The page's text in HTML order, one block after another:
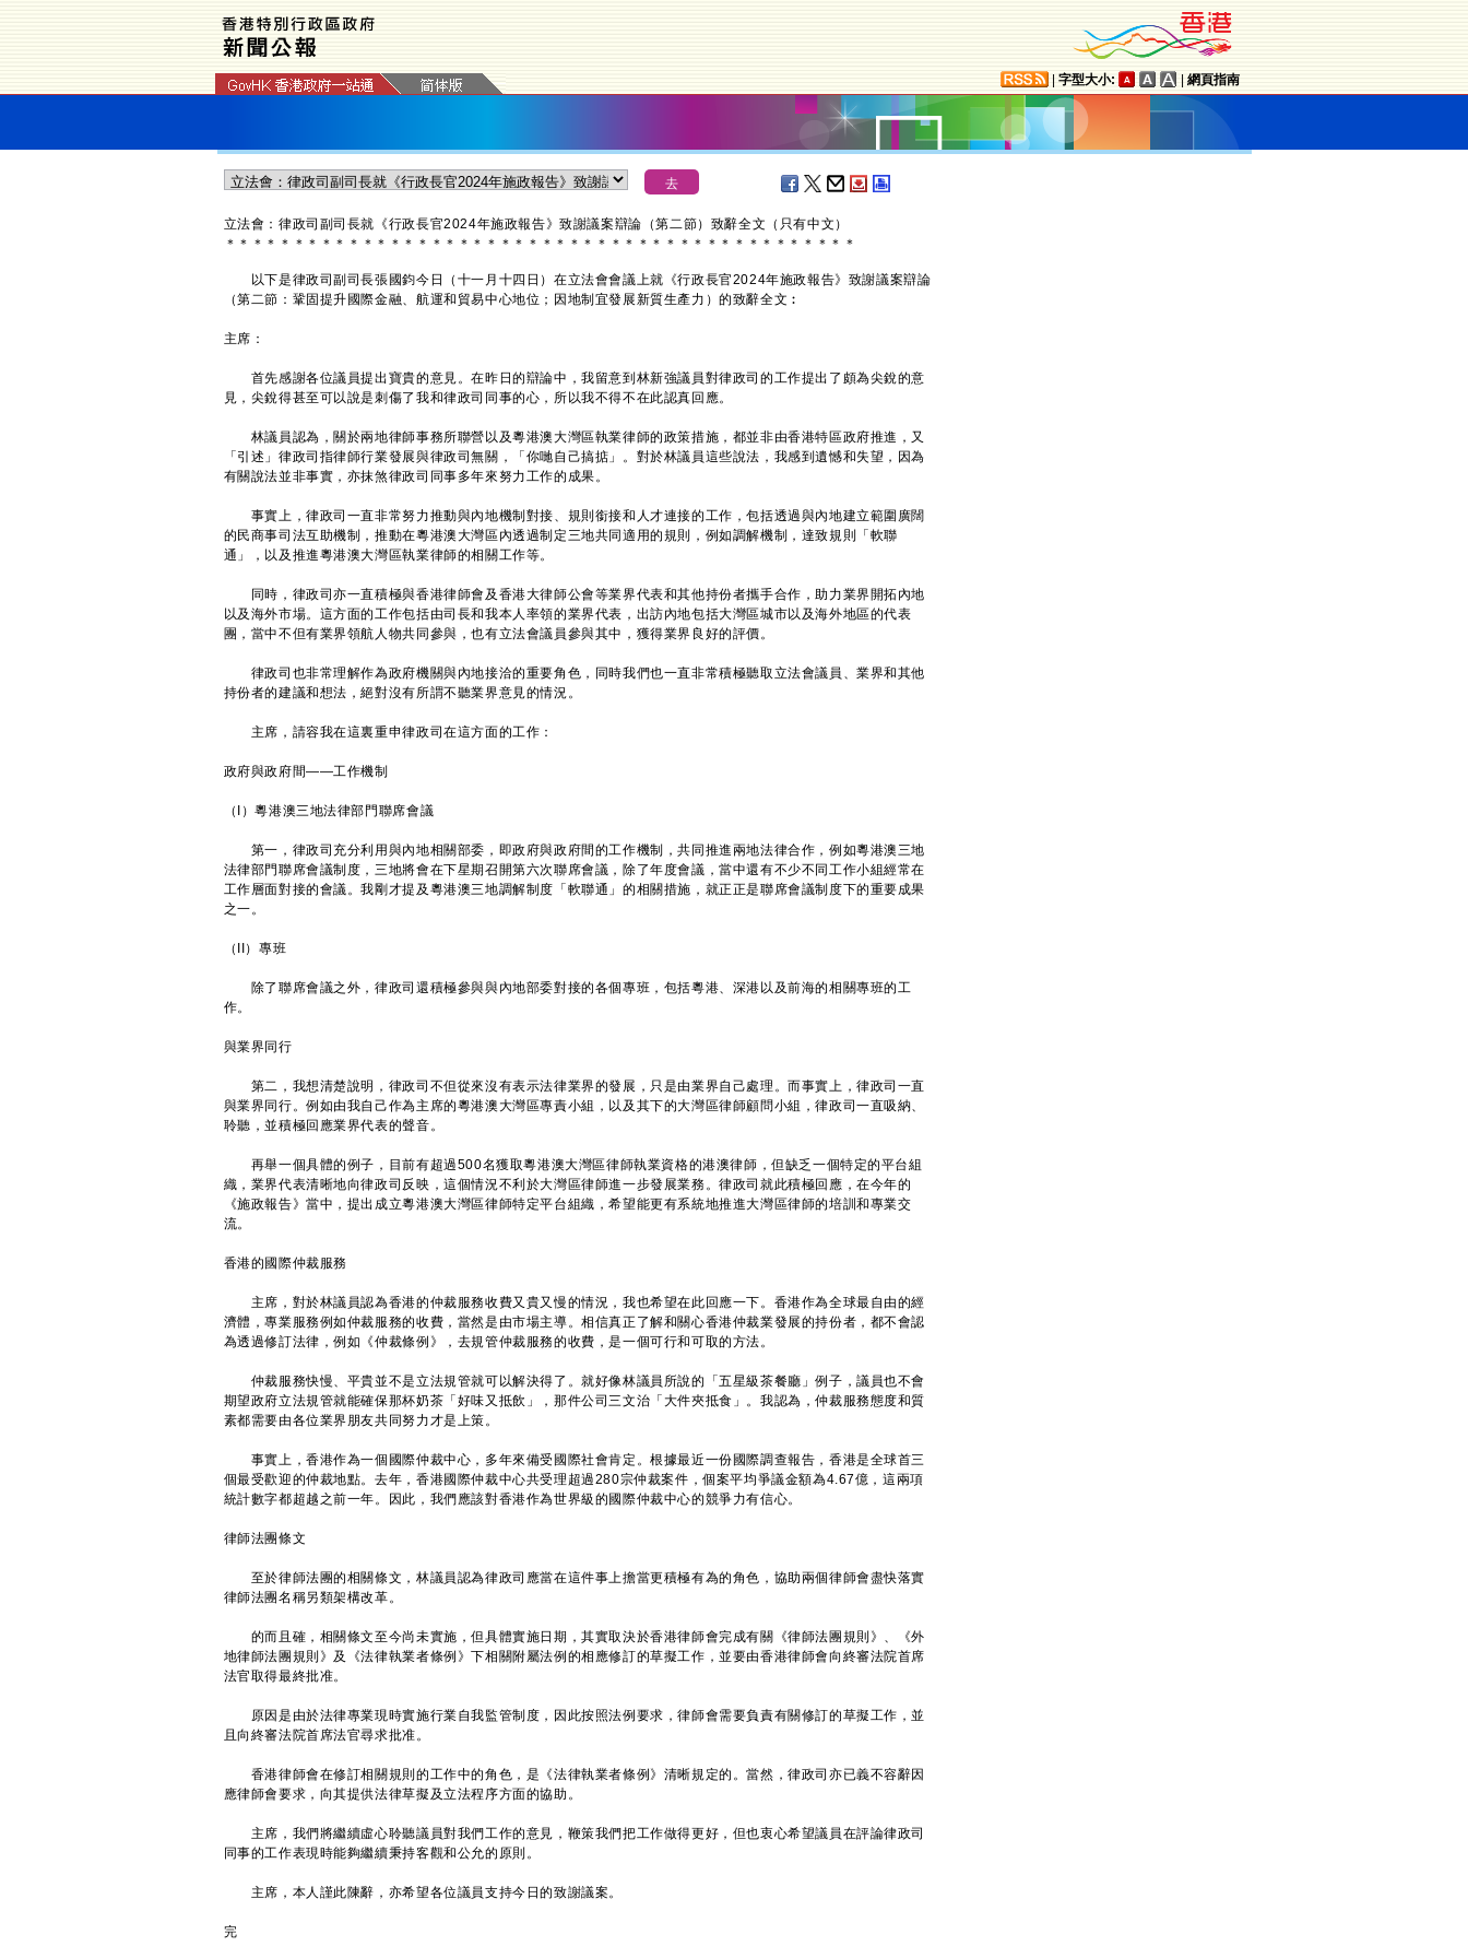
字型大小: 網頁指南
立法會：律政司副司長就《行政長官2024年施政報告》致謝議案辯論（第二節）致辭全文（只有中文）
＊ ＊ ＊ ＊ ＊ ＊ ＊ ＊ ＊ ＊ ＊ ＊ ＊ ＊ ＊ ＊ ＊ ＊ ＊ ＊ ＊ ＊ ＊ ＊ ＊ ＊ ＊ ＊ ＊ ＊ ＊ ＊ ＊ ＊ ＊ ＊ ＊ ＊ ＊ ＊ ＊ ＊ ＊ ＊ ＊ ＊
以下是律政司副司長張國鈞今日（十一月十四日）在立法會會議上就《行政長官2024年施政報告》致謝議案辯論
（第二節：鞏固提升國際金融、航運和貿易中心地位；因地制宜發展新質生產力）的致辭全文︰
主席：
首先感謝各位議員提出寶貴的意見。在昨日的辯論中，我留意到林新強議員對律政司的工作提出了頗為尖銳的意
見，尖銳得甚至可以說是刺傷了我和律政司同事的心，所以我不得不在此認真回應。
林議員認為，關於兩地律師事務所聯營以及粵港澳大灣區執業律師的政策措施，都並非由香港特區政府推進，又
「引述」律政司指律師行業發展與律政司無關，「你哋自己搞掂」。對於林議員這些說法，我感到遺憾和失望，因為
有關說法並非事實，亦抹煞律政司同事多年來努力工作的成果。
事實上，律政司一直非常努力推動與內地機制對接、規則銜接和人才連接的工作，包括透過與內地建立範圍廣闊
的民商事司法互助機制，推動在粵港澳大灣區內透過制定三地共同適用的規則，例如調解機制，達致規則「軟聯
通」，以及推進粵港澳大灣區執業律師的相關工作等。
同時，律政司亦一直積極與香港律師會及香港大律師公會等業界代表和其他持份者攜手合作，助力業界開拓內地
以及海外市場。這方面的工作包括由司長和我本人率領的業界代表，出訪內地包括大灣區城市以及海外地區的代表
團，當中不但有業界領航人物共同參與，也有立法會議員參與其中，獲得業界良好的評價。
律政司也非常理解作為政府機關與內地接洽的重要角色，同時我們也一直非常積極聽取立法會議員、業界和其他
持份者的建議和想法，絕對沒有所謂不聽業界意見的情況。
主席，請容我在這裏重申律政司在這方面的工作：
政府與政府間——工作機制
（I）粵港澳三地法律部門聯席會議
第一，律政司充分利用與內地相關部委，即政府與政府間的工作機制，共同推進兩地法律合作，例如粵港澳三地
法律部門聯席會議制度，三地將會在下星期召開第六次聯席會議，除了年度會議，當中還有不少不同工作小組經常在
工作層面對接的會議。我剛才提及粵港澳三地調解制度「軟聯通」的相關措施，就正正是聯席會議制度下的重要成果
之一。
（II）專班
除了聯席會議之外，律政司還積極參與與內地部委對接的各個專班，包括粵港、深港以及前海的相關專班的工
作。
與業界同行
第二，我想清楚說明，律政司不但從來沒有表示法律業界的發展，只是由業界自己處理。而事實上，律政司一直
與業界同行。例如由我自己作為主席的粵港澳大灣區專責小組，以及其下的大灣區律師顧問小組，律政司一直吸納、
聆聽，並積極回應業界代表的聲音。
再舉一個具體的例子，目前有超過500名獲取粵港澳大灣區律師執業資格的港澳律師，但缺乏一個特定的平台組
織，業界代表清晰地向律政司反映，這個情況不利於大灣區律師進一步發展業務。律政司就此積極回應，在今年的
《施政報告》當中，提出成立粵港澳大灣區律師特定平台組織，希望能更有系統地推進大灣區律師的培訓和專業交
流。
香港的國際仲裁服務
主席，對於林議員認為香港的仲裁服務收費又貴又慢的情況，我也希望在此回應一下。香港作為全球最自由的經
濟體，專業服務例如仲裁服務的收費，當然是由市場主導。相信真正了解和關心香港仲裁業發展的持份者，都不會認
為透過修訂法律，例如《仲裁條例》，去規管仲裁服務的收費，是一個可行和可取的方法。
仲裁服務快慢、平貴並不是立法規管就可以解決得了。就好像林議員所說的「五星級茶餐廳」例子，議員也不會
期望政府立法規管就能確保那杯奶茶「好味又抵飲」，那件公司三文治「大件夾抵食」。我認為，仲裁服務態度和質
素都需要由各位業界朋友共同努力才是上策。
事實上，香港作為一個國際仲裁中心，多年來備受國際社會肯定。根據最近一份國際調查報告，香港是全球首三
個最受歡迎的仲裁地點。去年，香港國際仲裁中心共受理超過280宗仲裁案件，個案平均爭議金額為4.67億，這兩項
統計數字都超越之前一年。因此，我們應該對香港作為世界級的國際仲裁中心的競爭力有信心。
律師法團條文
至於律師法團的相關條文，林議員認為律政司應當在這件事上擔當更積極有為的角色，協助兩個律師會盡快落實
律師法團名稱另類架構改革。
的而且確，相關條文至今尚未實施，但具體實施日期，其實取決於香港律師會完成有關《律師法團規則》、《外
地律師法團規則》及《法律執業者條例》下相關附屬法例的相應修訂的草擬工作，並要由香港律師會向終審法院首席
法官取得最終批准。
原因是由於法律專業現時實施行業自我監管制度，因此按照法例要求，律師會需要負責有關修訂的草擬工作，並
且向終審法院首席法官尋求批准。
香港律師會在修訂相關規則的工作中的角色，是《法律執業者條例》清晰規定的。當然，律政司亦已義不容辭因
應律師會要求，向其提供法律草擬及立法程序方面的協助。
主席，我們將繼續虛心聆聽議員對我們工作的意見，鞭策我們把工作做得更好，但也衷心希望議員在評論律政司
同事的工作表現時能夠繼續秉持客觀和公允的原則。
主席，本人謹此陳辭，亦希望各位議員支持今日的致謝議案。
完